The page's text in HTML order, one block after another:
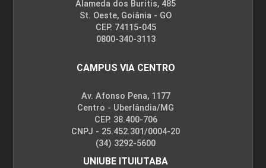
Alameda dos Buritis, 485
St. Oeste, Goiânia - GO
CEP. 74115-045
0800-340-3113
CAMPUS VIA CENTRO
Av. Afonso Pena, 1177
Centro - Uberlândia/MG
CEP. 38.400-706
CNPJ - 25.452.301/0004-20
(34) 3292-5600
UNIUBE ITUIUTABA